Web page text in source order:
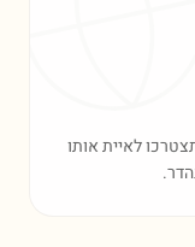
לאיית אותו